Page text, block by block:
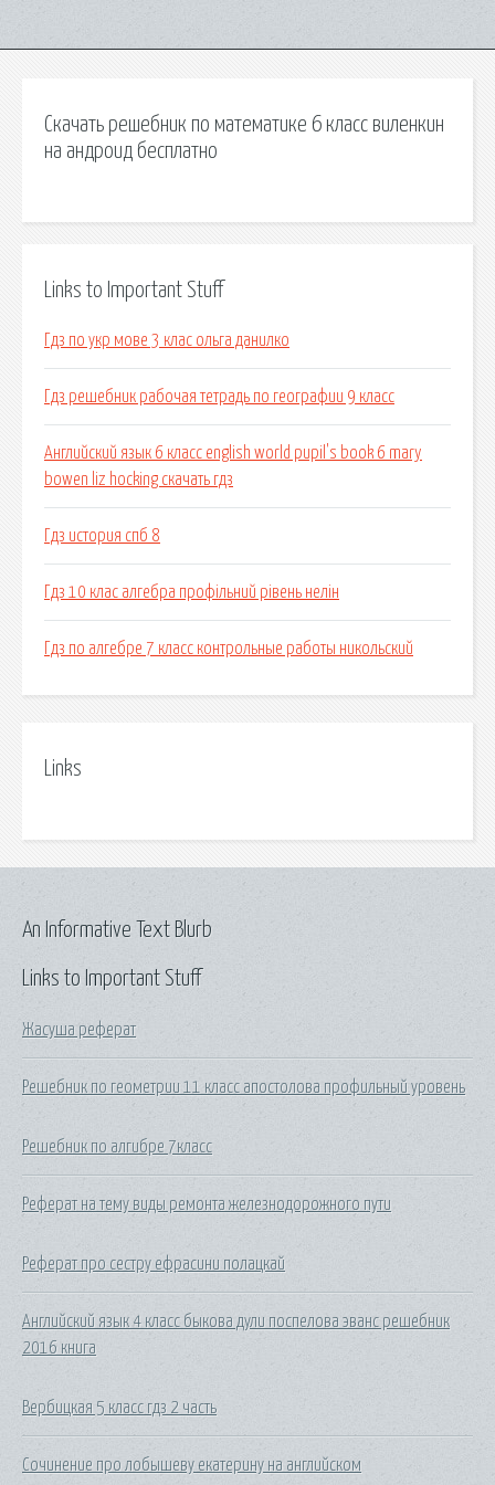
Скачать решебник по математике 6 класс виленкин
на андроид бесплатно
Links to Important Stuff
Гдз по укр мове 3 клас ольга данилко
Гдз решебник рабочая тетрадь по географии 9 класс
Английский язык 6 класс english world pupil's book 6 mary
bowen liz hocking скачать гдз
Гдз история спб 8
Гдз 10 клас алгебра профільний рівень нелін
Гдз по алгебре 7 класс контрольные работы никольский
Links
Links to Important Stuff
Жасуша реферат
Решебник по геометрии 11 класс апостолова профильный уровень
Решебник по алгибре 7класс
Реферат на тему виды ремонта железнодорожного пути
Реферат про сестру ефрасини полацкай
Английский язык 4 класс быкова дули поспелова эванс решебник
2016 книга
Вербицкая 5 класс гдз 2 часть
Сочинение про лобышеву екатерину на английском
An Informative Text Blurb